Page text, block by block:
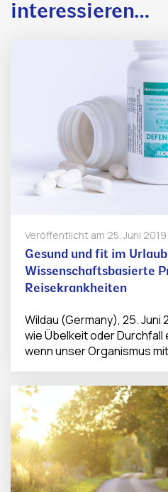
interessieren…
Veröffentlicht am 25. Juni 2019
Gesund und fit im
Wissenschaftsbasierte
Reisekrankheiten
Wildau (Germany), 25. Juni
wie Übelkeit oder
wenn unser Organismus